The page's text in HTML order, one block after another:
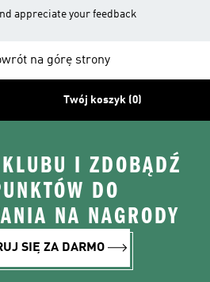
appreciate your feedback
na górę strony
Twój koszyk (0)
I ZDOBĄDŹ
DO
NA NAGRODY
SIĘ ZA DARMO